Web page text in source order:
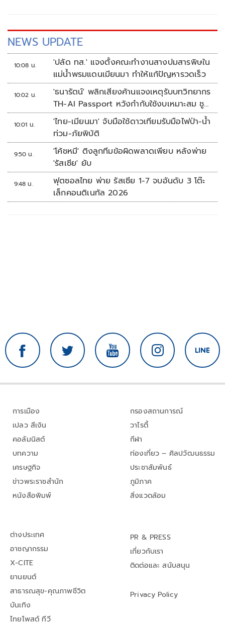
NEWS UPDATE
10:08 น.
'ปลัด ทส.' แจงตั้งคณะทำงานสางปมสารพิษใน
แม่น้ำพรมแดนเมียนมา ทำให้แก้ปัญหารวดเร็ว
10:02 น.
'ธนารัตน์' พลิกเสียงค้านแจงเหตุรับบทวิทยากร
TH-AI Passport หวังกำกับใช้งบเหมาะสม ชู
จุดเด่นคนไทยได้ใช้ AI ระดับโปร ลดเหลื่อมล้ำ
ทางเทคโนโลยี เซฟงบไปกว่า900ล้าน เชื่อหาก
ใช้เต็มที่เอกชนขาดทุนย่อยยับ
10:01 น.
'ไทย-เมียนมา' จับมือใช้ดาวเทียมรับมือไฟป่า-น้ำ
ท่วม-ภัยพิบัติ
9:50 น.
'โค้ชหมี' ติงลูกทีมข้อผิดพลาดเพียบ หลังพ่าย
'รัสเซีย' ยับ
9:48 น.
ฟุตซอลไทย พ่าย รัสเซีย 1-7 จบอันดับ 3 โต๊ะ
เล็กคอนติเนทัล 2026
การเมือง
เปลว สีเงิน
คอลัมนิสต์
บทความ
เศรษฐกิจ
ข่าวพระราชสำนัก
หนังสือพิมพ์
กรองสถานการณ์
วาไรตี้
กีฬา
ท่องเที่ยว – ศิลปวัฒนธรรม
ประชาสัมพันธ์
ภูมิภาค
สิ่งแวดล้อม
ต่างประเทศ
อาชญากรรม
X-CITE
ยานยนต์
สาธารณสุข-คุณภาพชีวิต
บันเทิง
ไทยโพสต์ ทีวี
PR & PRESS
เกี่ยวกับเรา
ติดต่อและ สนับสนุน
Privacy Policy